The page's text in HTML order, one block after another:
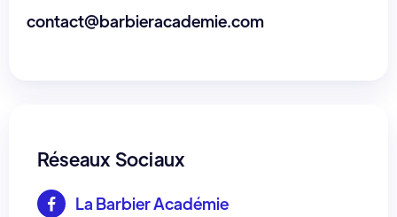
contact@barbieracademie.com
Réseaux Sociaux
 La Barbier Académie